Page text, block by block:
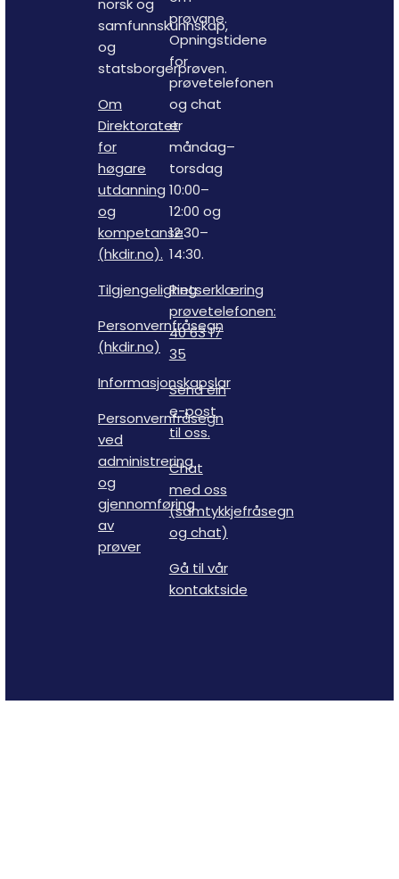
samfunnskunnskap,
og
statsborgerprøven.
Om
Direktoratet
for
høgare
utdanning
og
kompetanse
(hkdir.no).
Tilgjengelighetserklæring
Personvernfråsegn
(hkdir.no)
Informasjonskapslar
Personvernfråsegn
ved
administrering
og
gjennomføring
av
prøver
prøvane.
Opningstidene
for
prøvetelefonen
og chat
er
måndag–
torsdag
10:00–
12:00 og
12:30–
14:30.
Ring
prøvetelefonen:
40 63 17
35
Send ein
e-post
til oss.
Chat
med oss
(samtykkjefråsegn
og chat)
Gå til vår
kontaktside